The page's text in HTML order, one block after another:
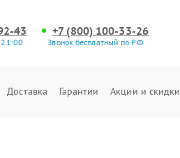
43
21:00
+7 (800) 100-33-26
Звонок бесплатный по РФ
Доставка Гарантии Акции и скидки